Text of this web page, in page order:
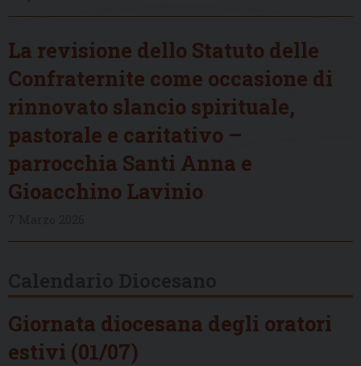
La revisione dello Statuto delle
Confraternite come occasione di
rinnovato slancio spirituale,
pastorale e caritativo –
parrocchia Santi Anna e
Gioacchino Lavinio
Giornata diocesana degli oratori
estivi (01/07)